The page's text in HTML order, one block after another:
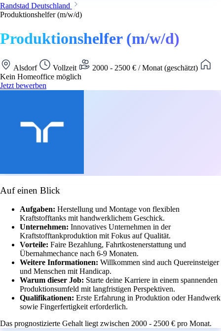
Randstad Deutschland
Produktionshelfer (m/w/d)
Produktionshelfer (m/w/d)
Alsdorf Vollzeit
2000 - 2500 € / Monat (geschätzt)
Kein Homeoffice möglich
Jetzt bewerben
Auf einen Blick
Aufgaben: Herstellung und Montage von flexiblen
Kraftstofftanks mit handwerklichem Geschick.
Unternehmen: Innovatives Unternehmen in der
Kraftstofftankproduktion mit Fokus auf Qualität.
Vorteile: Faire Bezahlung, Fahrtkostenerstattung und
Übernahmechance nach 6-9 Monaten.
Weitere Informationen: Willkommen sind auch Quereinsteiger
und Menschen mit Handicap.
Warum dieser Job: Starte deine Karriere in einem spannenden
Produktionsumfeld mit langfristigen Perspektiven.
Qualifikationen: Erste Erfahrung in Produktion oder Handwerk
sowie Fingerfertigkeit erforderlich.
Das prognostizierte Gehalt liegt zwischen 2000 - 2500 € pro Monat.